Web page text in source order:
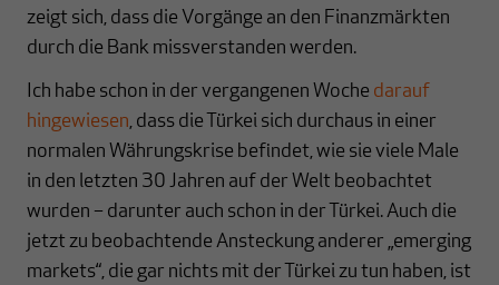
zeigt sich, dass die Vorgänge an den Finanzmärkten
durch die Bank missverstanden werden.
Ich habe schon in der vergangenen Woche darauf
hingewiesen, dass die Türkei sich durchaus in einer
normalen Währungskrise befindet, wie sie viele Male
in den letzten 30 Jahren auf der Welt beobachtet
wurden – darunter auch schon in der Türkei. Auch die
jetzt zu beobachtende Ansteckung anderer „emerging
markets“, die gar nichts mit der Türkei zu tun haben, ist